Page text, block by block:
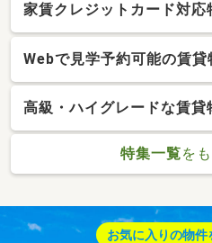
家賃クレジットカード対応
Webで見学予約可能の賃貸
高級・ハイグレードな賃貸
特集一覧を
お気に入りの物件